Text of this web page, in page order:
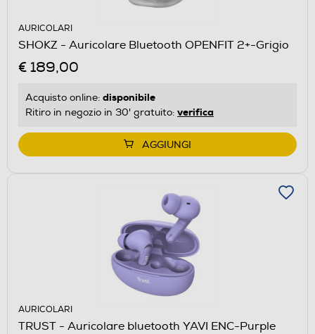
AURICOLARI
SHOKZ - Auricolare Bluetooth OPENFIT 2+-Grigio
€ 189,00
Acquisto online: disponibile
Ritiro in negozio in 30' gratuito: verifica
AGGIUNGI
AURICOLARI
TRUST - Auricolare bluetooth YAVI ENC-Purple